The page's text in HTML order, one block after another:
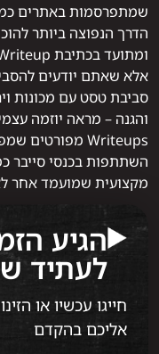
הדרך הנפוצה ביותר
אלא שאתם יודעים
סביבת טסט עם מכונות
והגנה – מראה יוזמה
מקצועית שמועמד אחר
הגיע
לעתיד
חייגו עכשיו או
אליכם בהקדם